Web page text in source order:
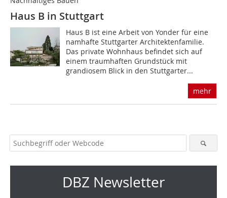
Haus B in Stuttgart
Haus B ist eine Arbeit von Yonder für eine
namhafte Stuttgarter Architektenfamilie.
Das private Wohnhaus befindet sich auf
einem traumhaften Grundstück mit
grandiosem Blick in den Stuttgarter...
mehr
DBZ Newsletter